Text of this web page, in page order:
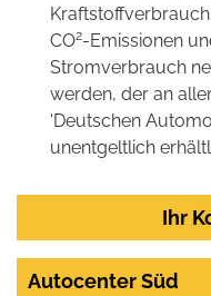
CO2-Emissionen
Stromverbrauch
werden, der an
'Deutschen
unentgeltlich
Ihr
Autocenter Süd